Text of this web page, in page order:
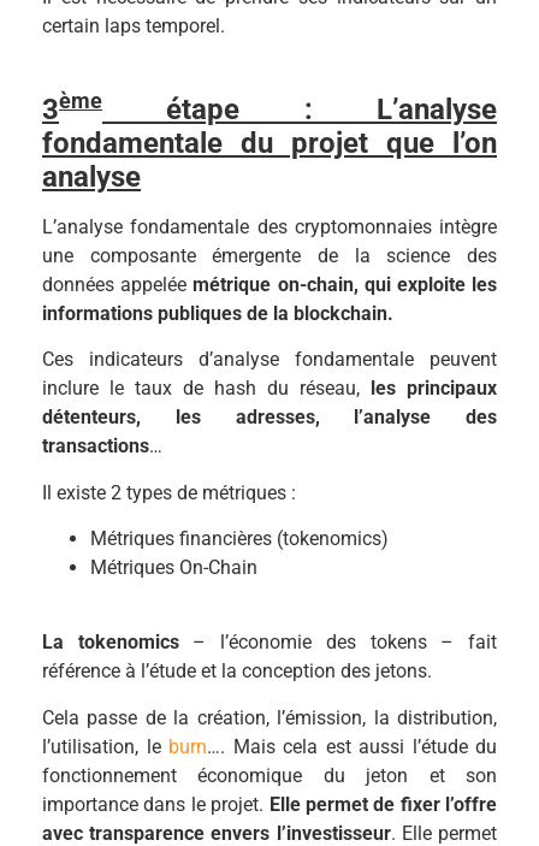
certain laps temporel.
3ème
étape : L’analyse
fondamentale du projet que l’on
analyse
L’analyse fondamentale des cryptomonnaies intègre
une composante émergente de la science des
données appeléemétrique on-chain, qui exploite les
informations publiques de la blockchain.
Ces indicateurs d’analyse fondamentale peuvent
inclure le taux de hash du réseau, les principaux
détenteurs, les adresses, l’analyse des
transactions…
Il existe 2 types de métriques :
Métriques financières (tokenomics)
Métriques On-Chain
La tokenomics– l’économie des tokens – fait
référence à l’étude et la conception des jetons.
Cela passe de la création, l’émission, la distribution,
l’utilisation, le burn…. Mais cela est aussi l’étude du
fonctionnement économique du jeton et son
importance dans le projet. Elle permet de fixer l’offre
avec transparence envers l’investisseur. Elle permet